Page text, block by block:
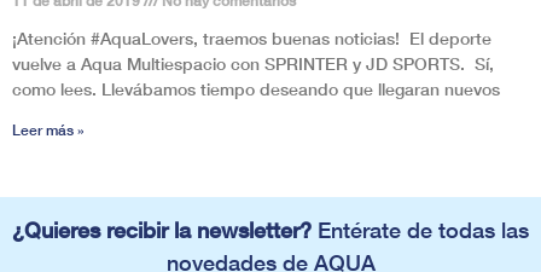
¡Atención #AquaLovers, traemos buenas noticias! El deporte
vuelve a Aqua Multiespacio con SPRINTER y JD SPORTS. Sí,
como lees. Llevábamos tiempo deseando que llegaran nuevos
Leer más »
¿Quieres recibir la newsletter? Entérate de todas las
novedades de AQUA